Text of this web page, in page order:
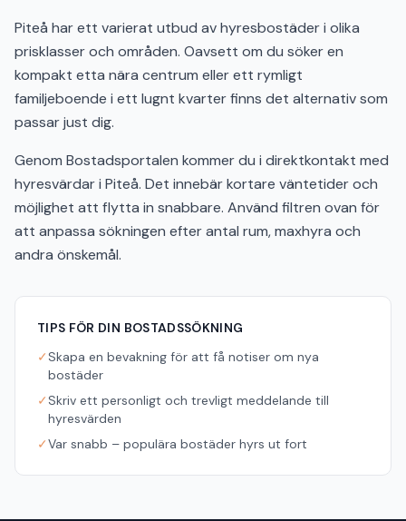
Piteå har ett varierat utbud av hyresbostäder i olika
prisklasser och områden. Oavsett om du söker en
kompakt etta nära centrum eller ett rymligt
familjeboende i ett lugnt kvarter finns det alternativ som
passar just dig.
Genom Bostadsportalen kommer du i direktkontakt med
hyresvärdar i Piteå. Det innebär kortare väntetider och
möjlighet att flytta in snabbare. Använd filtren ovan för
att anpassa sökningen efter antal rum, maxhyra och
andra önskemål.
TIPS FÖR DIN BOSTADSSÖKNING
✓Skapa en bevakning för att få notiser om nya
bostäder
✓Skriv ett personligt och trevligt meddelande till
hyresvärden
✓Var snabb – populära bostäder hyrs ut fort